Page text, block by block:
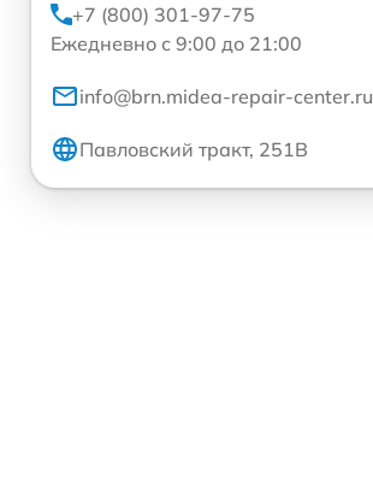
+7 (800) 301-97-75
Ежедневно с 9:00 до 21:00
info@brn.midea-repair-center.ru
Павловский тракт, 251В